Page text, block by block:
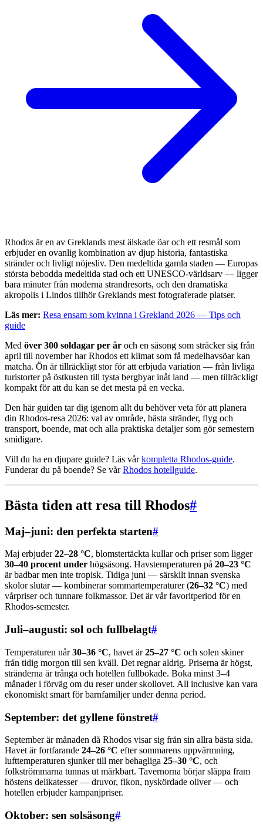
Rhodos är en av Greklands mest älskade öar och ett resmål som
erbjuder en ovanlig kombination av djup historia, fantastiska
stränder och livligt nöjesliv. Den medeltida gamla staden — Europas
största bebodda medeltida stad och ett UNESCO-världsarv — ligger
bara minuter från moderna strandresorts, och den dramatiska
akropolis i Lindos tillhör Greklands mest fotograferade platser.
Läs mer: Resa ensam som kvinna i Grekland 2026 — Tips och
guide
Med över 300 soldagar per år och en säsong som sträcker sig från
april till november har Rhodos ett klimat som få medelhavsöar kan
matcha. Ön är tillräckligt stor för att erbjuda variation — från livliga
turistorter på östkusten till tysta bergbyar inåt land — men tillräckligt
kompakt för att du kan se det mesta på en vecka.
Den här guiden tar dig igenom allt du behöver veta för att planera
din Rhodos-resa 2026: val av område, bästa stränder, flyg och
transport, boende, mat och alla praktiska detaljer som gör semestern
smidigare.
Vill du ha en djupare guide? Läs vårkompletta Rhodos-guide.
Funderar du på boende? Se vårRhodos hotellguide.
Bästa tiden att resa till Rhodos#
Maj–juni: den perfekta starten#
Maj erbjuder22–28 °C, blomstertäckta kullar och priser som ligger
30–40 procent under högsäsong. Havstemperaturen på 20–23 °C
är badbar men inte tropisk. Tidiga juni — särskilt innan svenska
skolor slutar — kombinerar sommartemperaturer (26–32 °C) med
vårpriser och tunnare folkmassor. Det är vår favoritperiod för en
Rhodos-semester.
Juli–augusti: sol och fullbelagt#
Temperaturen når30–36 °C, havet är25–27 °C och solen skiner
från tidig morgon till sen kväll. Det regnar aldrig. Priserna är högst,
stränderna är trånga och hotellen fullbokade. Boka minst 3–4
månader i förväg om du reser under skollovet. All inclusive kan vara
ekonomiskt smart för barnfamiljer under denna period.
September: det gyllene fönstret#
September är månaden då Rhodos visar sig från sin allra bästa sida.
Havet är fortfarande 24–26 °C efter sommarens uppvärmning,
lufttemperaturen sjunker till mer behagliga 25–30 °C, och
folkströmmarna tunnas ut märkbart. Tavernorna börjar släppa fram
höstens delikatesser — druvor, fikon, nyskördade oliver — och
hotellen erbjuder kampanjpriser.
Oktober: sen solsäsong#